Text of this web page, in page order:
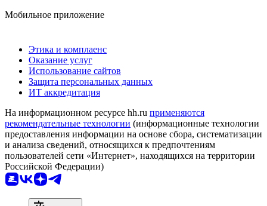
Мобильное приложение
Этика и комплаенс
Оказание услуг
Использование сайтов
Защита персональных данных
ИТ аккредитация
На информационном ресурсе hh.ru применяются
рекомендательные технологии (информационные технологии
предоставления информации на основе сбора, систематизации
и анализа сведений, относящихся к предпочтениям
пользователей сети «Интернет», находящихся на территории
Российской Федерации)